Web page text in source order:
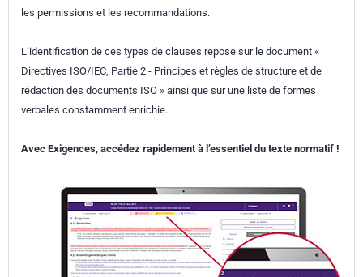
les permissions et les recommandations.
L’identification de ces types de clauses repose sur le document «
Directives ISO/IEC, Partie 2 - Principes et règles de structure et de
rédaction des documents ISO » ainsi que sur une liste de formes
verbales constamment enrichie.
Avec Exigences, accédez rapidement à l’essentiel du texte normatif !